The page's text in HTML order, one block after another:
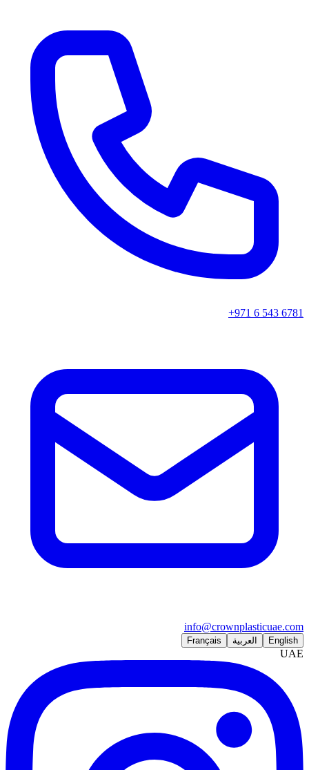
+971 6 543 6781
info@crownplasticuae.com
English العربية Français
UAE